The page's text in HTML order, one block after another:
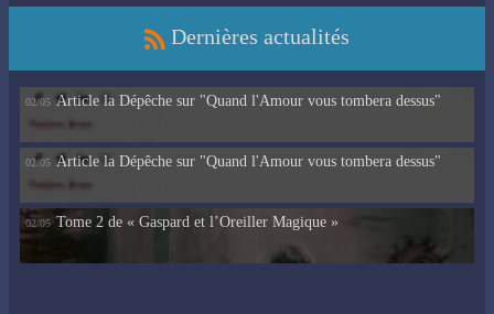
Dernières actualités
02/05 Article la Dépêche sur "Quand l'Amour vous tombera dessus"
02/05 Article la Dépêche sur "Quand l'Amour vous tombera dessus"
02/05 Tome 2 de « Gaspard et l’Oreiller Magique »